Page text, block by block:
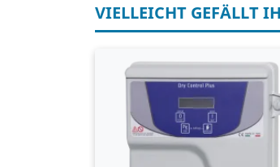
VIELLEICHT GEFÄLLT
Schaltschrank
Stromschutz
Spannungsschutz
Trockenlaufschutz auf Basis von cos